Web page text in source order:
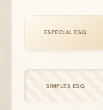
ESPECIAL ESQ
SIMPLES ESQ